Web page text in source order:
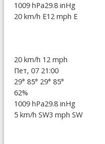
1009 hPa29.8 inHg
20 km/h E12 mph E
20 km/h 12 mph
Пет, 07 21:00
29° 85° 29° 85°
62%
1009 hPa29.8 inHg
5 km/h SW3 mph SW